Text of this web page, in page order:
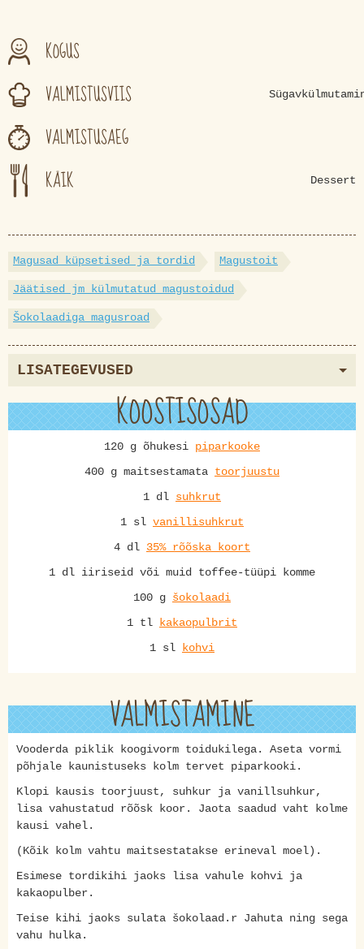
KOGUS
VALMISTUSVIIS
VALMISTUSAEG
KÄIK
Dessert
Magusad küpsetised ja tordid Magustoit
Jäätised jm külmutatud magustoidud
Šokolaadiga magusroad
LISATEGEVUSED
KOOSTISOSAD
120 g õhukesi piparkooke
400 g maitsestamata toorjuustu
1 dl suhkrut
1 sl vanillisuhkrut
4 dl 35% rõõska koort
1 dl iiriseid või muid toffee-tüüpi komme
100 g šokolaadi
1 tl kakaopulbrit
1 sl kohvi
VALMISTAMINE
Vooderda piklik koogivorm toidukilega. Aseta vormi
põhjale kaunistuseks kolm tervet piparkooki.
Klopi kausis toorjuust, suhkur ja vanillsuhkur,
lisa vahustatud rõõsk koor. Jaota saadud vaht kolme
kausi vahel.
(Kõik kolm vahtu maitsestatakse erineval moel).
Esimese tordikihi jaoks lisa vahule kohvi ja
kakaopulber.
Teise kihi jaoks sulata šokolaad.r Jahuta ning sega
vahu hulka.